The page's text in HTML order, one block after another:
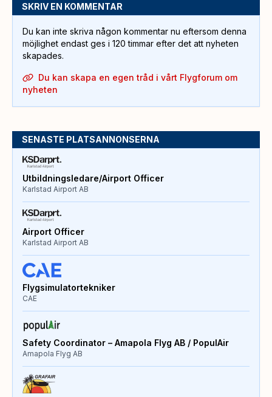
SKRIV EN KOMMENTAR
Du kan inte skriva någon kommentar nu eftersom denna
möjlighet endast ges i 120 timmar efter det att nyheten
skapades.
Du kan skapa en egen tråd i vårt Flygforum om
nyheten
SENASTE PLATSANNONSERNA
Utbildningsledare/Airport Officer
Karlstad Airport AB
Airport Officer
Karlstad Airport AB
Flygsimulatortekniker
CAE
Safety Coordinator – Amapola Flyg AB / PopulAir
Amapola Flyg AB